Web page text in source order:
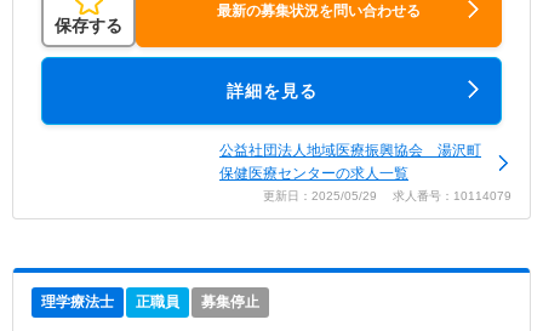
保存する
最新の募集状況を問い合わせる
詳細を見る
公益社団法人地域医療振興協会 湯沢町
保健医療センターの求人一覧
更新日：2025/05/29 求人番号：10114079
理学療法士 正職員 募集停止